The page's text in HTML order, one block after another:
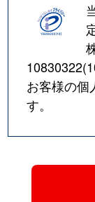
お客様の個
す。